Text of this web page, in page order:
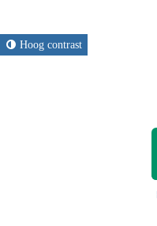
Hoog contrast